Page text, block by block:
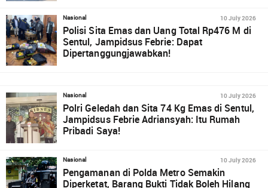
Nasional 10 July 2026
Polisi Sita Emas dan Uang Total Rp476 M di
Sentul, Jampidsus Febrie: Dapat
Dipertanggungjawabkan!
Nasional 10 July 2026
Polri Geledah dan Sita 74 Kg Emas di Sentul,
Jampidsus Febrie Adriansyah: Itu Rumah
Pribadi Saya!
Nasional 10 July 2026
Pengamanan di Polda Metro Semakin
Diperketat, Barang Bukti Tidak Boleh Hilang